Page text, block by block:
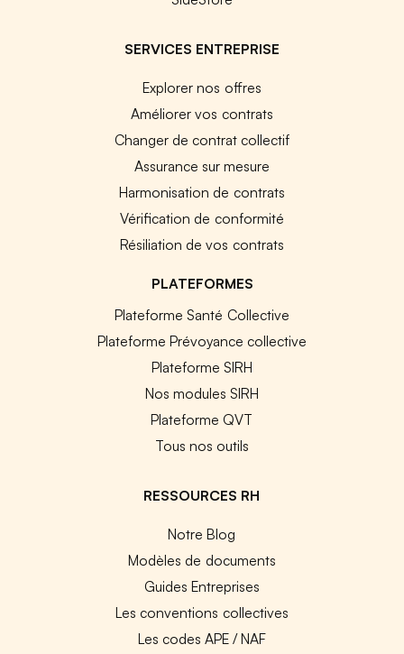
SERVICES ENTREPRISE
Explorer nos offres
Améliorer vos contrats
Changer de contrat collectif
Assurance sur mesure
Harmonisation de contrats
Vérification de conformité
Résiliation de vos contrats
PLATEFORMES
Plateforme Santé Collective
Plateforme Prévoyance collective
Plateforme SIRH
Nos modules SIRH
Plateforme QVT
Tous nos outils
RESSOURCES RH
Notre Blog
Modèles de documents
Guides Entreprises
Les conventions collectives
Les codes APE / NAF